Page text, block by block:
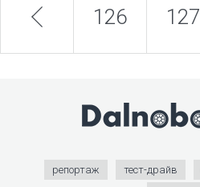
prev 126 127
репортаж тест-драйв